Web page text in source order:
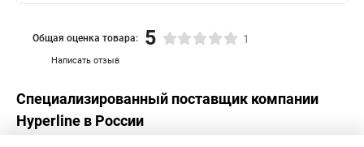
Написать отзыв
Общая оценка товара: 5 1
Специализированный поставщик компании
Hyperline в России